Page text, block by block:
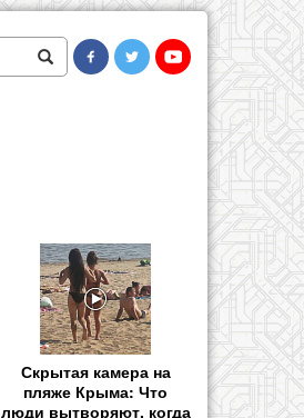
Скрытая камера на
пляже Крыма: Что
люди вытворяют, когда